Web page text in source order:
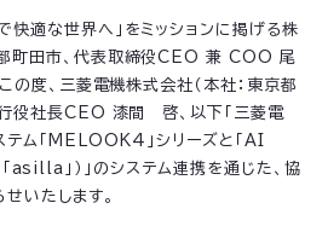
快適な世界へ」をミッションに掲げる株
都町田市、代表取締役CEO 兼 COO 尾
この度、三菱電機株式会社（本社：東京都
役社長CEO 漆間 啓、以下「三菱電
テム「MELOOK4」シリーズと「AI
」）」のシステム連携を通じた、協
いたします。